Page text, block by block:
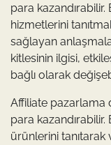
para
hizmetlerini
sağlayan
kitlesinin ilgisi,
bağlı olarak
Affiliate pazarlama
para kazandırabilir.
ürünlerini